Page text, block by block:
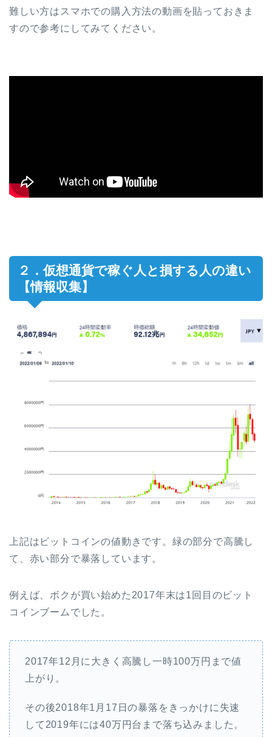
難しい方はスマホでの購入方法の動画を貼っておきま
すので参考にしてみてください。
２．仮想通貨で稼ぐ人と損する人の違い
【情報収集】
上記はビットコインの値動きです。緑の部分で高騰し
て、赤い部分で暴落しています。
例えば、ボクが買い始めた2017年末は1回目のビット
コインブームでした。
2017年12月に大きく高騰し一時100万円まで値
上がり。
その後2018年1月17日の暴落をきっかけに失速
して2019年には40万円台まで落ち込みました。